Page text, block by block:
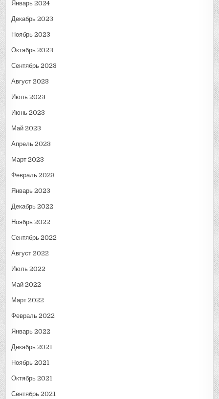
Январь 2024
Декабрь 2023
Ноябрь 2023
Октябрь 2023
Сентябрь 2023
Август 2023
Июль 2023
Июнь 2023
Май 2023
Апрель 2023
Март 2023
Февраль 2023
Январь 2023
Декабрь 2022
Ноябрь 2022
Сентябрь 2022
Август 2022
Июль 2022
Май 2022
Март 2022
Февраль 2022
Январь 2022
Декабрь 2021
Ноябрь 2021
Октябрь 2021
Сентябрь 2021